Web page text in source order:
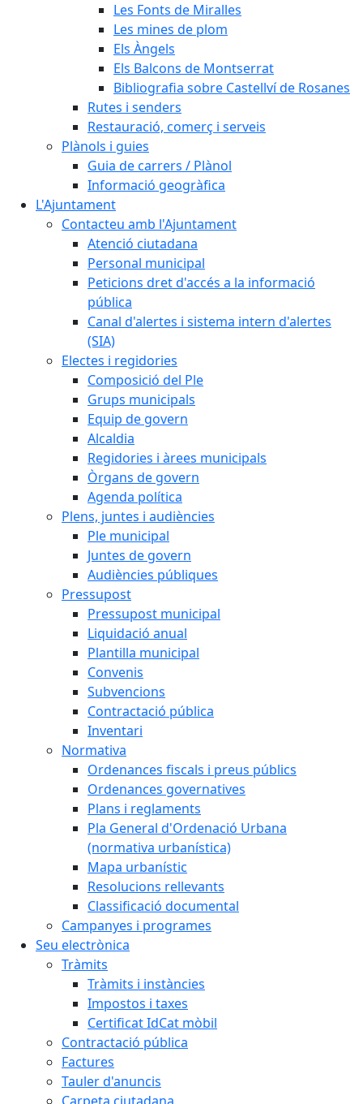
Les Fonts de Miralles
Les mines de plom
Els Àngels
Els Balcons de Montserrat
Bibliografia sobre Castellví de Rosanes
Rutes i senders
Restauració, comerç i serveis
Plànols i guies
Guia de carrers / Plànol
Informació geogràfica
L'Ajuntament
Contacteu amb l'Ajuntament
Atenció ciutadana
Personal municipal
Peticions dret d'accés a la informació
pública
Canal d'alertes i sistema intern d'alertes
(SIA)
Electes i regidories
Composició del Ple
Grups municipals
Equip de govern
Alcaldia
Regidories i àrees municipals
Òrgans de govern
Agenda política
Plens, juntes i audiències
Ple municipal
Juntes de govern
Audiències públiques
Pressupost
Pressupost municipal
Liquidació anual
Plantilla municipal
Convenis
Subvencions
Contractació pública
Inventari
Normativa
Ordenances fiscals i preus públics
Ordenances governatives
Plans i reglaments
Pla General d'Ordenació Urbana
(normativa urbanística)
Mapa urbanístic
Resolucions rellevants
Classificació documental
Campanyes i programes
Seu electrònica
Tràmits
Tràmits i instàncies
Impostos i taxes
Certificat IdCat mòbil
Contractació pública
Factures
Tauler d'anuncis